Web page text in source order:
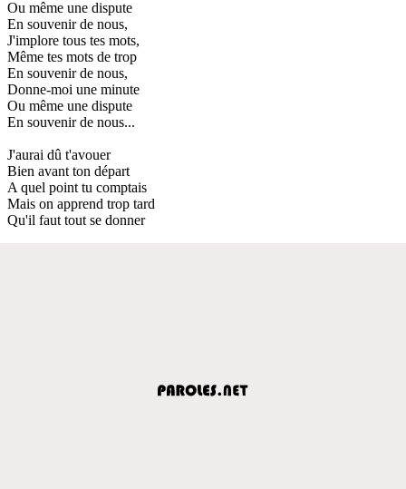
Ou même une dispute
En souvenir de nous,
J'implore tous tes mots,
Même tes mots de trop
En souvenir de nous,
Donne-moi une minute
Ou même une dispute
En souvenir de nous...
J'aurai dû t'avouer
Bien avant ton départ
A quel point tu comptais
Mais on apprend trop tard
Qu'il faut tout se donner